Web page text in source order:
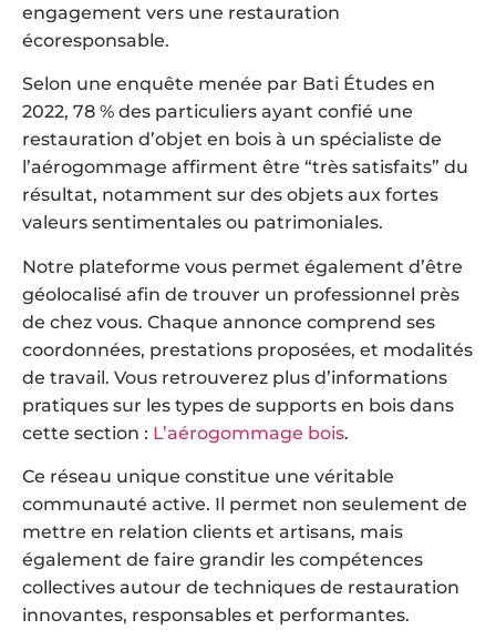
engagement vers une restauration
écoresponsable.
Selon une enquête menée par Bati Études en
2022, 78 % des particuliers ayant confié une
restauration d’objet en bois à un spécialiste de
l’aérogommage affirment être “très satisfaits” du
résultat, notamment sur des objets aux fortes
valeurs sentimentales ou patrimoniales.
Notre plateforme vous permet également d’être
géolocalisé afin de trouver un professionnel près
de chez vous. Chaque annonce comprend ses
coordonnées, prestations proposées, et modalités
de travail. Vous retrouverez plus d’informations
pratiques sur les types de supports en bois dans
cette section : L’aérogommage bois.
Ce réseau unique constitue une véritable
communauté active. Il permet non seulement de
mettre en relation clients et artisans, mais
également de faire grandir les compétences
collectives autour de techniques de restauration
innovantes, responsables et performantes.